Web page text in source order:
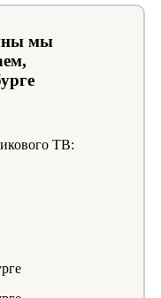
мы
ТВ: